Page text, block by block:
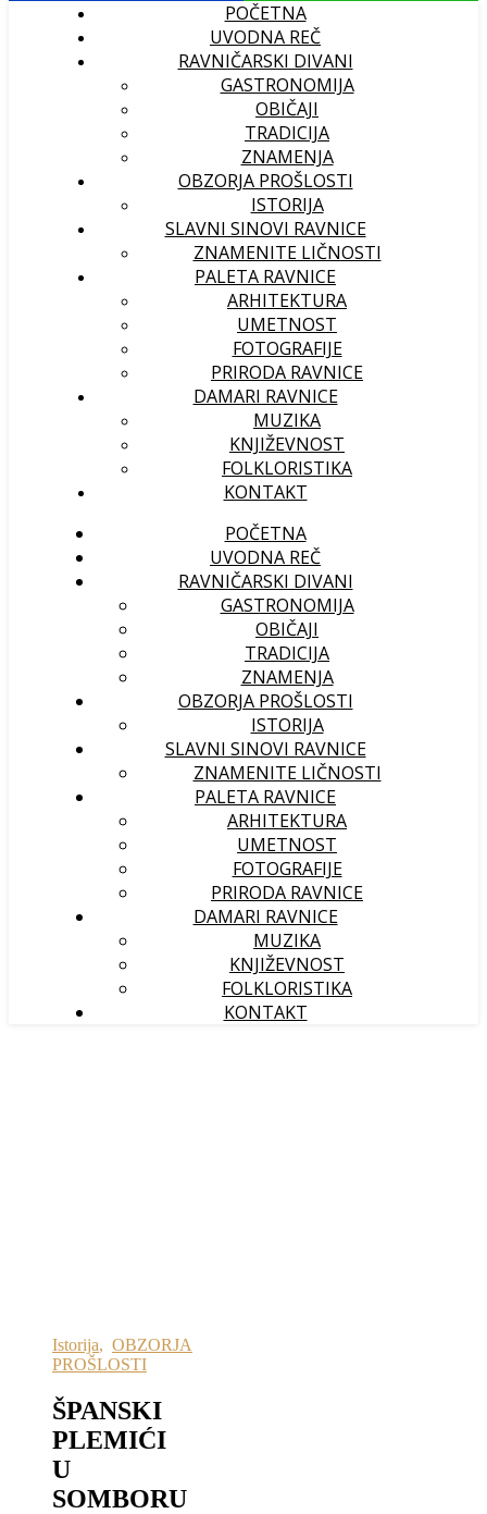
POČETNA
UVODNA REČ
RAVNIČARSKI DIVANI
GASTRONOMIJA
OBIČAJI
TRADICIJA
ZNAMENJA
OBZORJA PROŠLOSTI
ISTORIJA
SLAVNI SINOVI RAVNICE
ZNAMENITE LIČNOSTI
PALETA RAVNICE
ARHITEKTURA
UMETNOST
FOTOGRAFIJE
PRIRODA RAVNICE
DAMARI RAVNICE
MUZIKA
KNJIŽEVNOST
FOLKLORISTIKA
KONTAKT
POČETNA
UVODNA REČ
RAVNIČARSKI DIVANI
GASTRONOMIJA
OBIČAJI
TRADICIJA
ZNAMENJA
OBZORJA PROŠLOSTI
ISTORIJA
SLAVNI SINOVI RAVNICE
ZNAMENITE LIČNOSTI
PALETA RAVNICE
ARHITEKTURA
UMETNOST
FOTOGRAFIJE
PRIRODA RAVNICE
DAMARI RAVNICE
MUZIKA
KNJIŽEVNOST
FOLKLORISTIKA
KONTAKT
Istorija, OBZORJA
PROŠLOSTI
ŠPANSKI
PLEMIĆI
U
SOMBORU